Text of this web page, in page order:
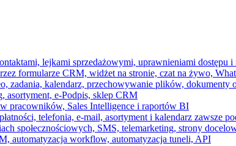
lejkami sprzedażowymi, uprawnieniami dostępu
formularze CRM, widżet na stronie, czat na żywo,
zadania, kalendarz, przechowywanie plików, dokumenty
asortyment, e-Podpis, sklep CRM
pracowników, Sales Intelligence i raportów BI
telefonia, e-mail, asortyment i kalendarz zawsze
społecznościowych, SMS, telemarketing, strony
automatyzacja workflow, automatyzacja tuneli, API